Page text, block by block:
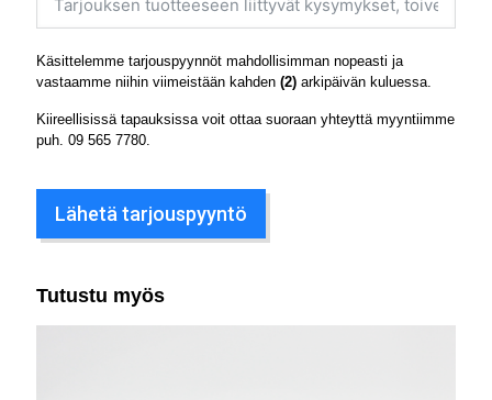
Käsittelemme tarjouspyynnöt mahdollisimman nopeasti ja
vastaamme niihin viimeistään kahden (2) arkipäivän kuluessa.
Kiireellisissä tapauksissa voit ottaa suoraan yhteyttä myyntiimme
puh. 09 565 7780
Lähetä tarjouspyyntö
Tutustu myös